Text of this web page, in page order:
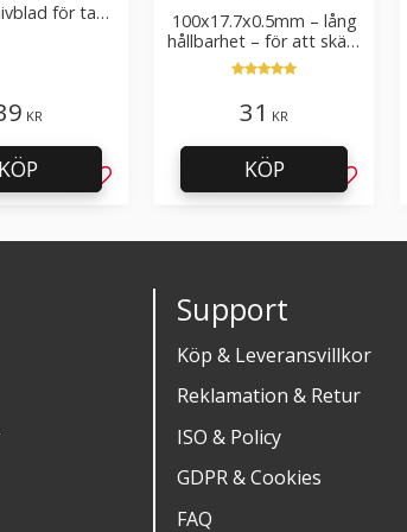
för tak-,
KR
Lägg till i favoriter
KÖP
100x17.7x0.5mm – lång
hållbarhet – för att skära
kartong, tapet och
golvmaterial
31 KR
Lägg
KÖP
Support
Köp & Leveransvillkor
Reklamation & Retur
ISO & Policy
GDPR & Cookies
FAQ